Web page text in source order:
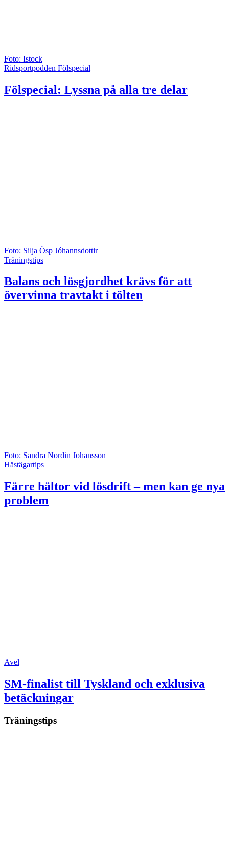
Foto: Istock
Ridsportpodden Fölspecial
Fölspecial: Lyssna på alla tre delar
Foto: Silja Ösp Jóhannsdottir
Träningstips
Balans och lösgjordhet krävs för att
övervinna travtakt i tölten
Foto: Sandra Nordin Johansson
Hästägartips
Färre hältor vid lösdrift – men kan ge nya
problem
Avel
SM-finalist till Tyskland och exklusiva
betäckningar
Träningstips